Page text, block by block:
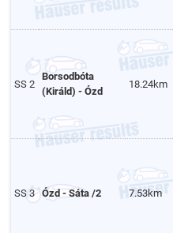
SS 2
Borsodbóta
(Királd) - Ózd
18.24km
SS 3 Ózd - Sáta /2 7.53km